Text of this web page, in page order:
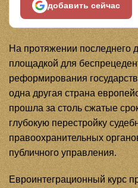
добавить сейчас
На протяжении последнего
площадкой для
реформирования
одна другая страна
прошла за столь сжатые
глубокую перестройку
правоохранительных
публичного управления.
Евроинтеграционный курс